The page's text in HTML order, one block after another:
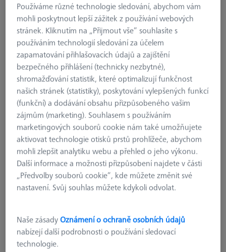
Vytisknout stránku
Používáme různé technologie sledování, abychom vám
mohli poskytnout lepší zážitek z používání webových
stránek. Kliknutím na „Přijmout vše“ souhlasíte s
používáním technologií sledování za účelem
zapamatování přihlašovacích údajů a zajištění
bezpečného přihlášení (technicky nezbytné),
shromažďování statistik, které optimalizují funkčnost
našich stránek (statistiky), poskytování vylepšených funkcí
(funkční) a dodávání obsahu přizpůsobeného vašim
zájmům (marketing). Souhlasem s používáním
marketingových souborů cookie nám také umožňujete
aktivovat technologie otisků prstů prohlížeče, abychom
mohli zlepšit analytiku webu a přehled o jeho výkonu.
Další informace a možnosti přizpůsobení najdete v části
„Předvolby souborů cookie“, kde můžete změnit své
nastavení. Svůj souhlas můžete kdykoli odvolat.
Naše zásadyOznámení o ochraně osobních údajů
nabízejí další podrobnosti o používání sledovací
technologie.